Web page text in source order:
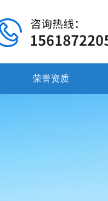
荣誉资质